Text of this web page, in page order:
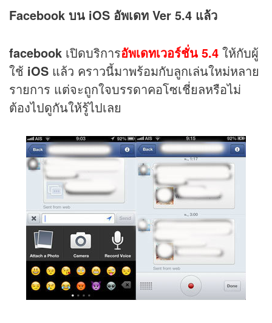
Facebook บน iOS อัพเดท Ver 5.4 แล้ว
facebook เปิดบริการอัพเดทเวอร์ชั่น 5.4 ให้กับผู้
ใช้ iOS แล้ว คราวนี้มาพร้อมกับลูกเล่นใหม่หลาย
รายการ แต่จะถูกใจบรรดาคอโซเชี่ยลหรือไม่
ต้องไปดูกันให้รู้ไปเลย